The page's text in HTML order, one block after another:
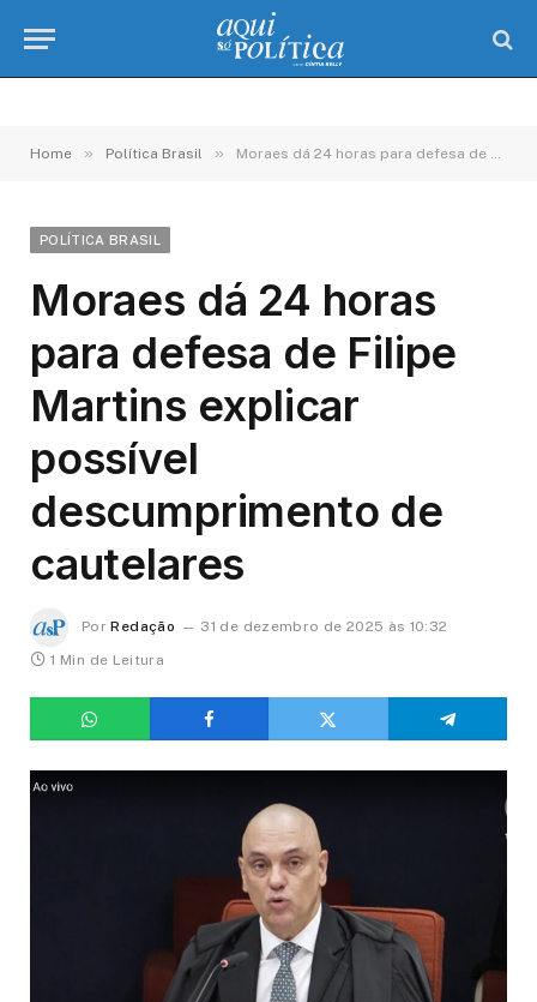
Home » Política Brasil » Moraes dá 24 horas para defesa de Filipe Martins explicar possível descumprimento de cautelares
POLÍTICA BRASIL
Moraes dá 24 horas
para defesa de Filipe
Martins explicar
possível
descumprimento de
cautelares
Por Redação
31 de dezembro de 2025 às 10:32
1 Min de Leitura